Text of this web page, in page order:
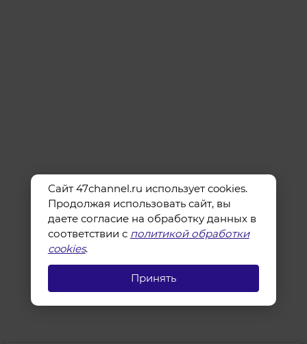
Сайт 47channel.ru использует cookies.
Продолжая использовать сайт, вы
даете согласие на обработку данных в
соответствии с политикой обработки
cookies.
Принять